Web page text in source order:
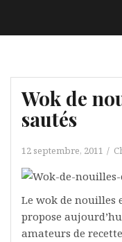
Wok de
sautés
12 septembre, 2011
Le wok de nouilles
propose
amateurs de